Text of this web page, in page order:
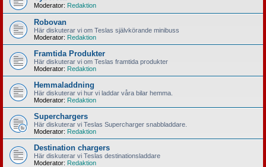
Moderator: Redaktion
Robovan
Här diskuterar vi om Teslas självkörande minibuss
Moderator: Redaktion
Framtida Produkter
Här diskuterar vi om Teslas framtida produkter
Moderator: Redaktion
Hemmaladdning
Här diskuterar vi hur vi laddar våra bilar hemma.
Moderator: Redaktion
Superchargers
Här diskuterar vi Teslas Supercharger snabbladdare.
Moderator: Redaktion
Destination chargers
Här diskuterar vi Teslas destinationsladdare
Moderator: Redaktion